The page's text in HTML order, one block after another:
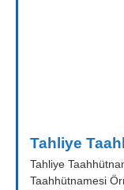
Tahliye
Tahliye
Taahhütnamesi